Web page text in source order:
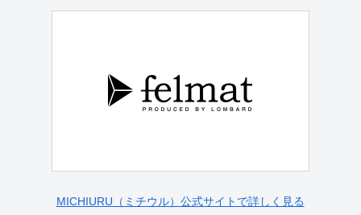
MICHIURU（ミチウル）公式サイトで詳しく見る